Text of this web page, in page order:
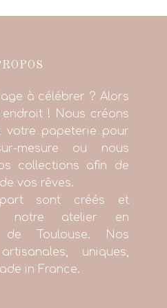
à célébrer ? Alors
! Nous créons
votre papeterie pour
mesure ou nous
collections afin de
vos rêves.
part sont créés et
notre atelier en
Toulouse. Nos
uniques,
in France.